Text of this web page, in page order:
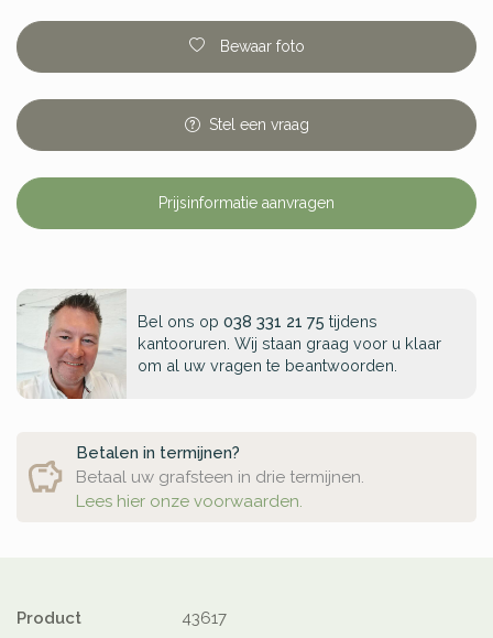
Bewaar foto
Stel een vraag
Prijsinformatie aanvragen
Bel ons op 038 331 21 75 tijdens
kantooruren. Wij staan graag voor u klaar
om al uw vragen te beantwoorden.
Betalen in termijnen?
Betaal uw grafsteen in drie termijnen.
Lees hier onze voorwaarden.
Product 43617